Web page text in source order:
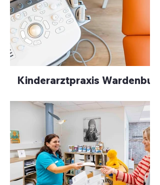
Kinderarztpraxis Wardenburg